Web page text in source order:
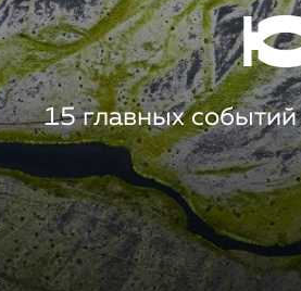
15 главных